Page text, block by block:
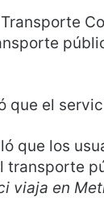
que el
que los
transporte
viaja en